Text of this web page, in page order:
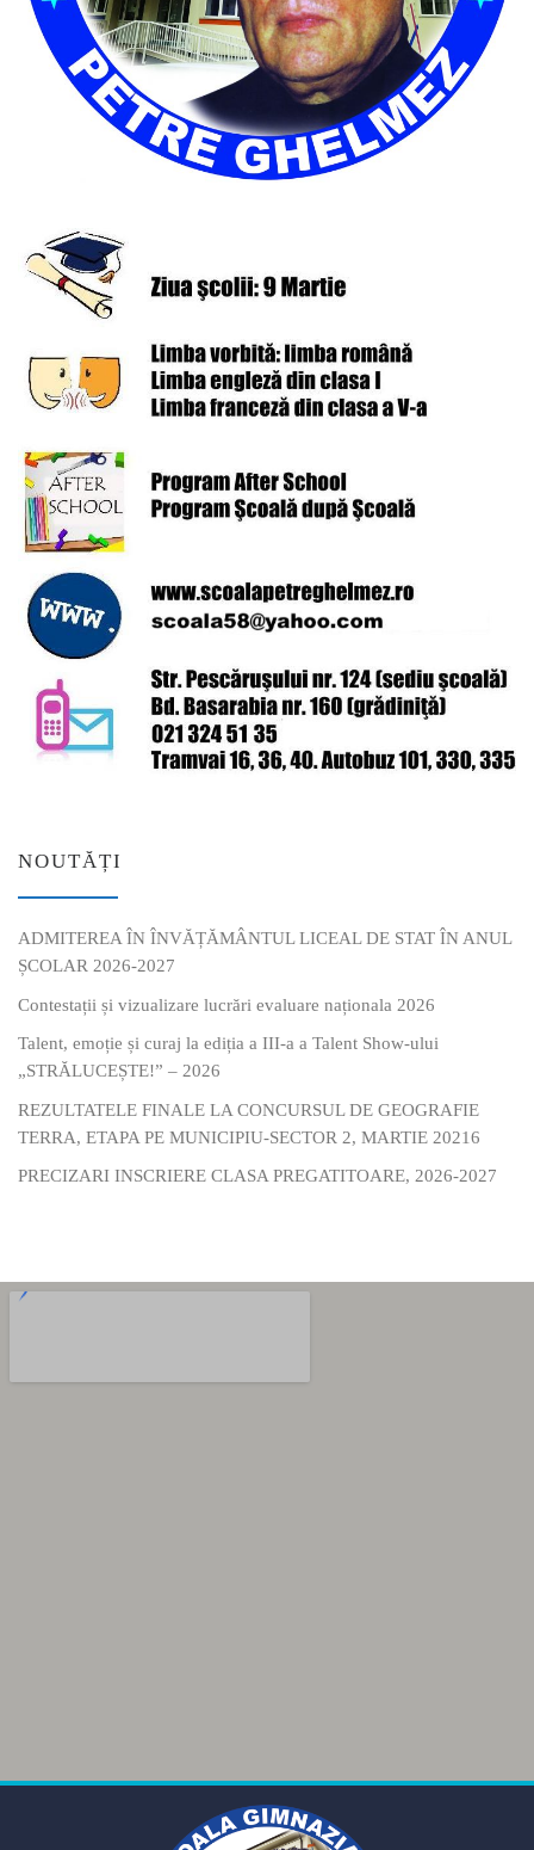
NOUTĂȚI
ADMITEREA ÎN ÎNVĂȚĂMÂNTUL LICEAL DE STAT ÎN ANUL
ȘCOLAR 2026-2027
Contestații și vizualizare lucrări evaluare naționala 2026
Talent, emoție și curaj la ediția a III-a a Talent Show-ului
„STRĂLUCEȘTE!” – 2026
REZULTATELE FINALE LA CONCURSUL DE GEOGRAFIE
TERRA, ETAPA PE MUNICIPIU-SECTOR 2, MARTIE 20216
PRECIZARI INSCRIERE CLASA PREGATITOARE, 2026-2027